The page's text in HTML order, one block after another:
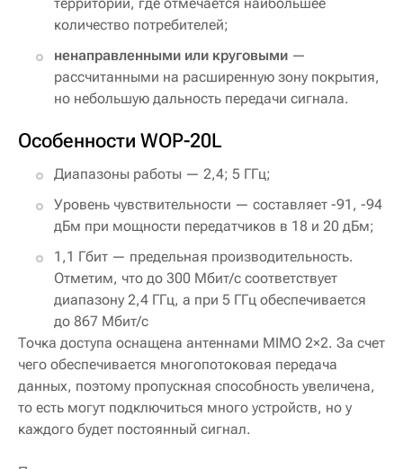
количество потребителей;
ненаправленными или круговыми —
рассчитанными на расширенную зону покрытия,
но небольшую дальность передачи сигнала.
Особенности WOP-20L
Диапазоны работы — 2,4; 5 ГГц;
Уровень чувствительности — составляет -91, -94
дБм при мощности передатчиков в 18 и 20 дБм;
1,1 Гбит — предельная производительность.
Отметим, что до 300 Мбит/с соответствует
диапазону 2,4 ГГц, а при 5 ГГц обеспечивается
до 867 Мбит/c
Точка доступа оснащена антеннами MIMO 2×2. За счет
чего обеспечивается многопотоковая передача
данных, поэтому пропускная способность увеличена,
то есть могут подключиться много устройств, но у
каждого будет постоянный сигнал.